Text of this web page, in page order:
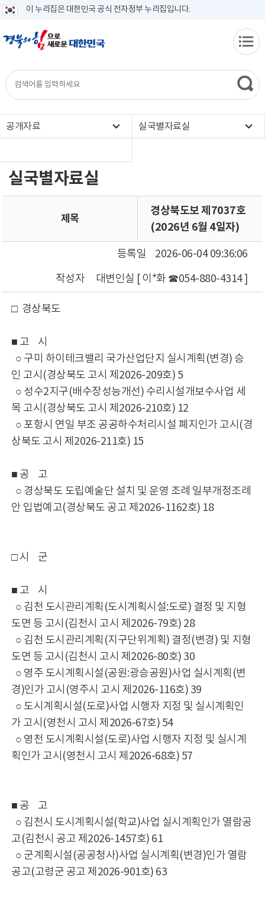
이 누리집은 대한민국 공식 전자정부 누리집입니다.
공개자료 실국별자료실
실국별자료실
제목
경상북도보 제7037호
(2026년 6월 4일자)
등록일
2026-06-04 09:36:06
작성자
대변인실 [ 이*화 ☎054-880-4314 ]
□ 경상북도
■ 고 시
○ 구미 하이테크밸리 국가산업단지 실시계획(변경) 승
인 고시(경상북도 고시 제2026-209호) 5
○ 성수2지구(배수장성능개선) 수리시설개보수사업 세
목 고시(경상북도 고시 제2026-210호) 12
○ 포항시 연일 부조 공공하수처리시설 폐지인가 고시(경
상북도 고시 제2026-211호) 15
■ 공 고
○ 경상북도 도립예술단 설치 및 운영 조례 일부개정조례
안 입법예고(경상북도 공고 제2026-1162호) 18
□ 시 군
■ 고 시
○ 김천 도시관리계획(도시계획시설:도로) 결정 및 지형
도면 등 고시(김천시 고시 제2026-79호) 28
○ 김천 도시관리계획(지구단위계획) 결정(변경) 및 지형
도면 등 고시(김천시 고시 제2026-80호) 30
○ 영주 도시계획시설(공원:광승공원)사업 실시계획(변
경)인가 고시(영주시 고시 제2026-116호) 39
○ 도시계획시설(도로)사업 시행자 지정 및 실시계획인
가 고시(영천시 고시 제2026-67호) 54
○ 영천 도시계획시설(도로)사업 시행자 지정 및 실시계
획인가 고시(영천시 고시 제2026-68호) 57
■ 공 고
○ 김천시 도시계획시설(학교)사업 실시계획인가 열람공
고(김천시 공고 제2026-1457호) 61
○ 군계획시설(공공청사)사업 실시계획(변경)인가 열람
공고(고령군 공고 제2026-901호) 63